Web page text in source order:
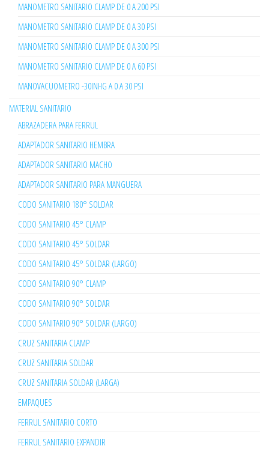
MANOMETRO SANITARIO CLAMP DE 0 A 200 PSI
MANOMETRO SANITARIO CLAMP DE 0 A 30 PSI
MANOMETRO SANITARIO CLAMP DE 0 A 300 PSI
MANOMETRO SANITARIO CLAMP DE 0 A 60 PSI
MANOVACUOMETRO -30INHG A 0 A 30 PSI
MATERIAL SANITARIO
ABRAZADERA PARA FERRUL
ADAPTADOR SANITARIO HEMBRA
ADAPTADOR SANITARIO MACHO
ADAPTADOR SANITARIO PARA MANGUERA
CODO SANITARIO 180° SOLDAR
CODO SANITARIO 45° CLAMP
CODO SANITARIO 45° SOLDAR
CODO SANITARIO 45° SOLDAR (LARGO)
CODO SANITARIO 90° CLAMP
CODO SANITARIO 90° SOLDAR
CODO SANITARIO 90° SOLDAR (LARGO)
CRUZ SANITARIA CLAMP
CRUZ SANITARIA SOLDAR
CRUZ SANITARIA SOLDAR (LARGA)
EMPAQUES
FERRUL SANITARIO CORTO
FERRUL SANITARIO EXPANDIR